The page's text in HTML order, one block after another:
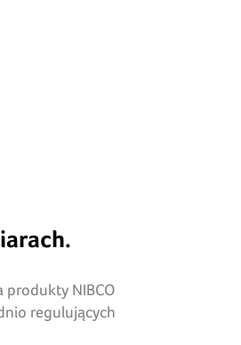
produkty NIBCO
regulujących